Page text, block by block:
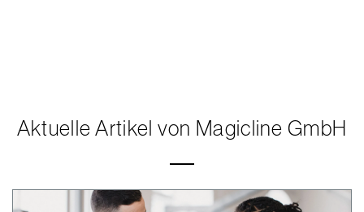
Aktuelle Artikel von Magicline GmbH